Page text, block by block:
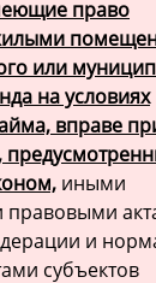
право
или
на условиях
вправе
иными
и
субъектов